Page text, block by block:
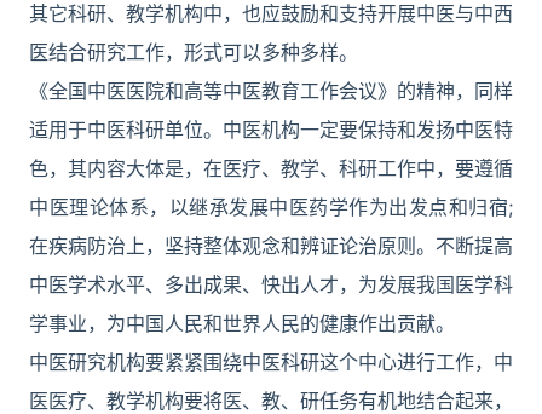
其它科研、教学机构中，也应鼓励和支持开展中医与中西
医结合研究工作，形式可以多种多样。
《全国中医医院和高等中医教育工作会议》的精神，同样
适用于中医科研单位。中医机构一定要保持和发扬中医特
色，其内容大体是，在医疗、教学、科研工作中，要遵循
中医理论体系，以继承发展中医药学作为出发点和归宿;
在疾病防治上，坚持整体观念和辨证论治原则。不断提高
中医学术水平、多出成果、快出人才，为发展我国医学科
学事业，为中国人民和世界人民的健康作出贡献。
中医研究机构要紧紧围绕中医科研这个中心进行工作，中
医医疗、教学机构要将医、教、研任务有机地结合起来，